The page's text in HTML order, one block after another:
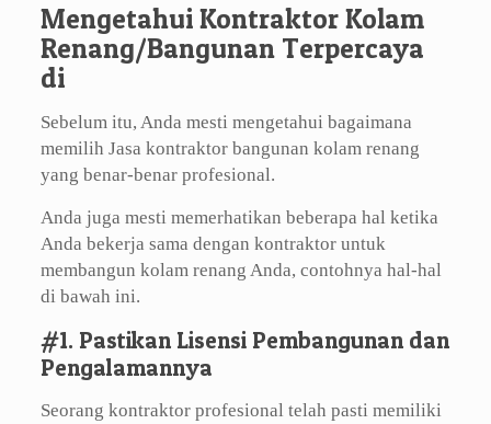
Mengetahui Kontraktor Kolam
Renang/Bangunan Terpercaya
di
Sebelum itu, Anda mesti mengetahui bagaimana
memilih Jasa kontraktor bangunan kolam renang
yang benar-benar profesional.
Anda juga mesti memerhatikan beberapa hal ketika
Anda bekerja sama dengan kontraktor untuk
membangun kolam renang Anda, contohnya hal-hal
di bawah ini.
#1. Pastikan Lisensi Pembangunan dan
Pengalamannya
Seorang kontraktor profesional telah pasti memiliki